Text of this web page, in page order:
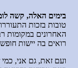
בימים האלה, קשה
טובות בזכות
האחרונים במקומות
רואים בה יישות
ועם זאת, גם אני,